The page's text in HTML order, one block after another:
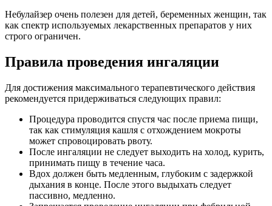
Небулайзер очень полезен для детей, беременных женщин, так
как спектр используемых лекарственных препаратов у них
строго ограничен.
Правила проведения ингаляции
Для достижения максимального терапевтического действия
рекомендуется придерживаться следующих правил:
Процедура проводится спустя час после приема пищи,
так как стимуляция кашля с отхождением мокроты
может спровоцировать рвоту.
После ингаляции не следует выходить на холод, курить,
принимать пищу в течение часа.
Вдох должен быть медленным, глубоким с задержкой
дыхания в конце. После этого выдыхать следует
пассивно, медленно.